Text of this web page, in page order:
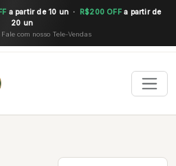
a partir de 10 un · R$200 OFFa partir de
20 un
Fale com nosso Tele-Vendas